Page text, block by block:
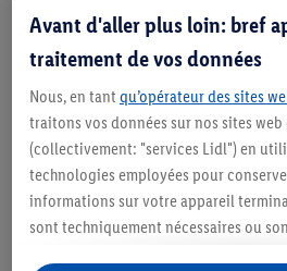
Enquête permanente
Partagez votre expérience
gagner un bon Lidl d'une
Avant d'aller plus loin: bref
traitement de vos données
Nous, en tant qu’opérateur des sites
traitons vos données sur nos sites
(collectivement: "services Lidl") en
technologies employées pour
informations sur votre appareil
sont techniquement nécessaires ou